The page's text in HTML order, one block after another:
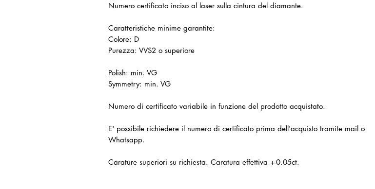
Numero certificato inciso al laser sulla cintura del diamante.
Caratteristiche minime garantite:
Colore: D
Purezza: VVS2 o superiore
Polish: min. VG
Symmetry: min. VG
Numero di certificato variabile in funzione del prodotto acquistato.
E' possibile richiedere il numero di certificato prima dell'acquisto tramite mail o
Whatsapp.
Carature superiori su richiesta. Caratura effettiva +-0.05ct.